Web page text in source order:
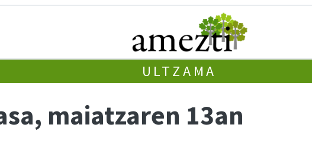
ULTZAMA
maiatzaren 13an